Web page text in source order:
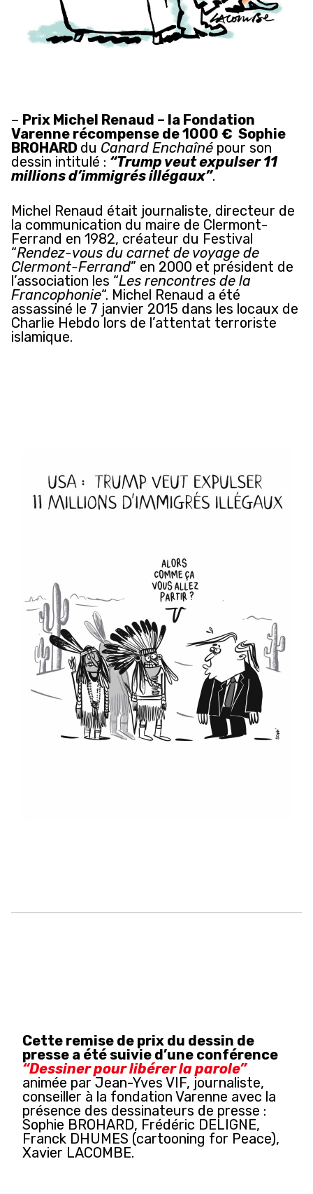
– Prix Michel Renaud – la Fondation
Varenne récompense de 1000 € Sophie
BROHARD du Canard Enchaîné pour son
dessin intitulé : “Trump veut expulser 11
millions d’immigrés illégaux”.
Michel Renaud était journaliste, directeur de
la communication du maire de Clermont-
Ferrand en 1982, créateur du Festival
“Rendez-vous du carnet de voyage de
Clermont-Ferrand” en 2000 et président de
l’association les “Les rencontres de la
Francophonie“. Michel Renaud a été
assassiné le 7 janvier 2015 dans les locaux de
Charlie Hebdo lors de l’attentat terroriste
islamique.
Cette remise de prix du dessin de
presse a été suivie d’une conférence
“Dessiner pour libérer la parole”
animée par Jean-Yves VIF, journaliste,
conseiller à la fondation Varenne avec la
présence des dessinateurs de presse :
Sophie BROHARD, Frédéric DELIGNE,
Franck DHUMES (cartooning for Peace),
Xavier LACOMBE.